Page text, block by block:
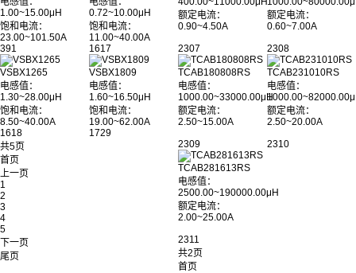
1.00~15.00μH
饱和电流：
23.00~101.50A
391
0.72~10.00μH
饱和电流：
11.00~40.00A
1617
VSBX1265
电感值：
1.30~28.00μH
饱和电流：
8.50~40.00A
1618
VSBX1809
电感值：
1.60~16.50μH
饱和电流：
19.00~62.00A
1729
共5页
首页
上一页
1
2
3
4
5
下一页
尾页
额定电流：
0.90~4.50A
2307
额定电流：
0.60~7.00A
2308
TCAB180808RS
电感值：
1000.00~33000.00μH
额定电流：
2.50~15.00A
2309
TCAB231010RS
电感值：
额定电流：
2.50~20.00A
2310
TCAB281613RS
电感值：
2500.00~190000.00μH
额定电流：
2.00~25.00A
2311
共2页
首页